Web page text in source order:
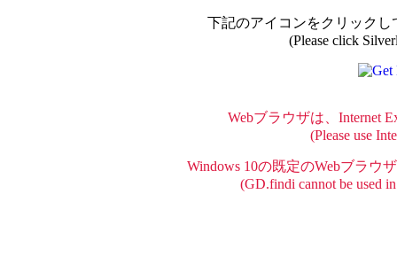
下記のアイコンをクリックし
(Please click
Webブラウザは、Internet
(Please use
Windows 10の既定のWebブラウ
(GD.findi cannot be used